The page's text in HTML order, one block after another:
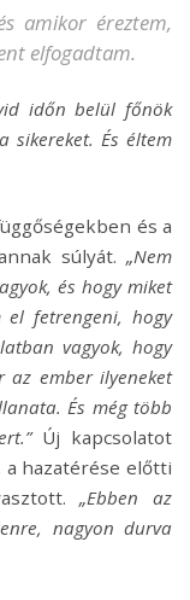
amikor éreztem,
elfogadtam.
időn belül főnök
sikereket. És éltem
és a
súlyát. „Nem
és hogy miket
el fetrengeni, hogy
vagyok, hogy
az ember ilyeneket
És még több
Új kapcsolatot
hazatérése előtti
„Ebben az
nagyon durva